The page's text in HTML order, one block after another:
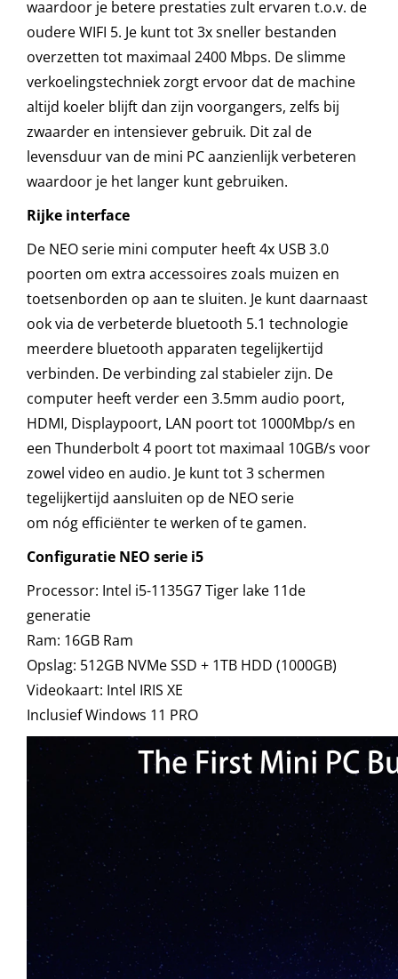
waardoor je betere prestaties zult ervaren t.o.v. de
oudere WIFI 5. Je kunt tot 3x sneller bestanden
overzetten tot maximaal 2400 Mbps. De slimme
verkoelingstechniek zorgt ervoor dat de machine
altijd koeler blijft dan zijn voorgangers, zelfs bij
zwaarder en intensiever gebruik. Dit zal de
levensduur van de mini PC aanzienlijk verbeteren
waardoor je het langer kunt gebruiken.
Rijke interface
De NEO serie mini computer heeft 4x USB 3.0
poorten om extra accessoires zoals muizen en
toetsenborden op aan te sluiten. Je kunt daarnaast
ook via de verbeterde bluetooth 5.1 technologie
meerdere bluetooth apparaten tegelijkertijd
verbinden. De verbinding zal stabieler zijn. De
computer heeft verder een 3.5mm audio poort,
HDMI, Displaypoort, LAN poort tot 1000Mbp/s en
een Thunderbolt 4 poort tot maximaal 10GB/s voor
zowel video en audio. Je kunt tot 3 schermen
tegelijkertijd aansluiten op de NEO serie
om nóg efficiënter te werken of te gamen.
Configuratie NEO serie i5
Processor: Intel i5-1135G7 Tiger lake 11de
generatie
Ram: 16GB Ram
Opslag: 512GB NVMe SSD + 1TB HDD (1000GB)
Videokaart: Intel IRIS XE
Inclusief Windows 11 PRO